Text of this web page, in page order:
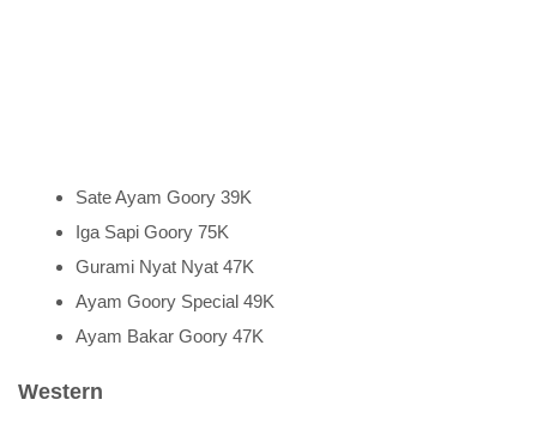
Sate Ayam Goory 39K
Iga Sapi Goory 75K
Gurami Nyat Nyat 47K
Ayam Goory Special 49K
Ayam Bakar Goory 47K
Western